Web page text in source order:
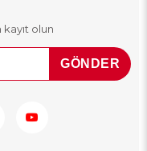
olun
GÖNDER